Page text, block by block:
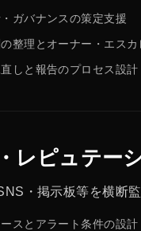
ガバナンスの策定支援
整理とオーナー・エス
しと報告のプロセス設計
レピュテー
・掲示板等を横断
スとアラート条件の設計